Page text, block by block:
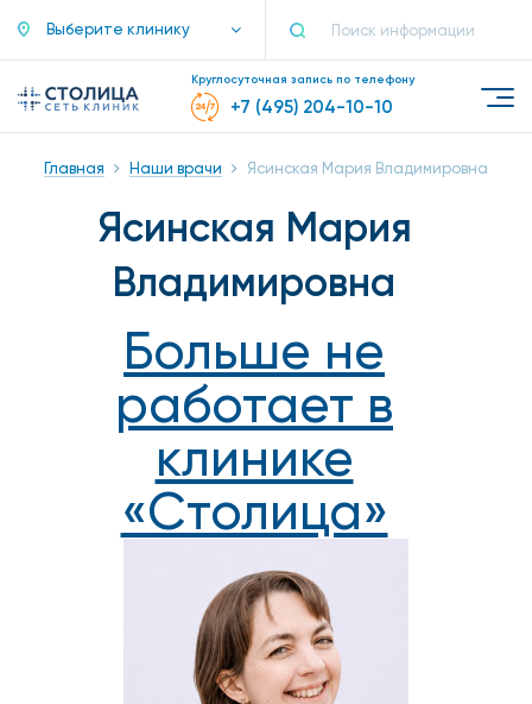
Выберите клинику
Круглосуточная запись по телефону
+7 (495) 204-10-10
Главная Наши врачи Ясинская Мария Владимировна
Ясинская Мария
Владимировна
Больше не
работает в
клинике
«Столица»